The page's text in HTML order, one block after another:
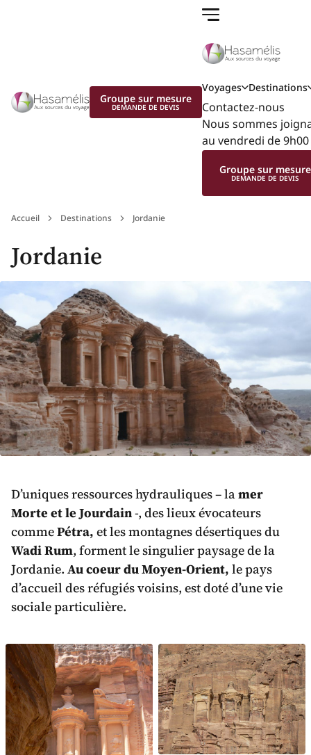
Voyages Destinations
Contactez-nous
Nous sommes
au vendredi de
Groupe sur mesure
DEMANDE DE DEVIS
Groupe sur mesure
DEMANDE DE DEVIS
Accueil Destinations Jordanie
Jordanie
D’uniques ressources hydrauliques – lamer
Morte et le Jourdain-, des lieux évocateurs
commePétra, et les montagnes désertiques du
Wadi Rum, forment le singulier paysage de la
Jordanie. Au coeur du Moyen-Orient, le pays
d’accueil des réfugiés voisins, est doté d’une vie
sociale particulière.